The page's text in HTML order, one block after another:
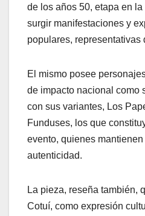
de los años 50, etapa en
surgir manifestaciones y
populares, representativas
El mismo posee
de impacto nacional como
con sus variantes, Los
Funduses, los que
evento, quienes
autenticidad.
La pieza, reseña también,
Cotuí, como expresión